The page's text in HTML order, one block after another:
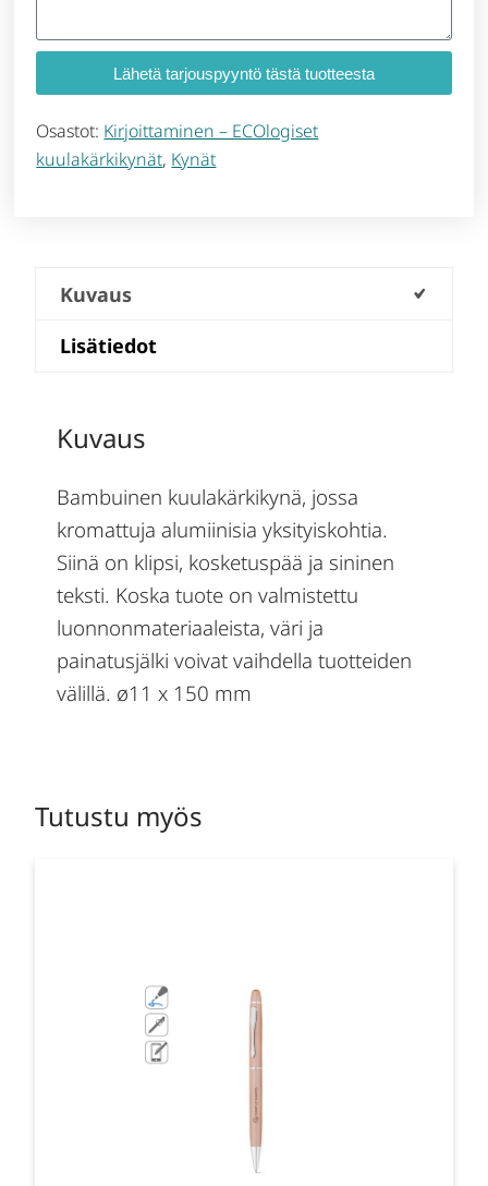
Lähetä tarjouspyyntö tästä tuotteesta
Osastot: Kirjoittaminen – ECOlogiset
kuulakärkikynät, Kynät
Kuvaus
Lisätiedot
Kuvaus
Bambuinen kuulakärkikynä, jossa
kromattuja alumiinisia yksityiskohtia.
Siinä on klipsi, kosketuspää ja sininen
teksti. Koska tuote on valmistettu
luonnonmateriaaleista, väri ja
painatusjälki voivat vaihdella tuotteiden
välillä. ø11 x 150 mm
Tutustu myös